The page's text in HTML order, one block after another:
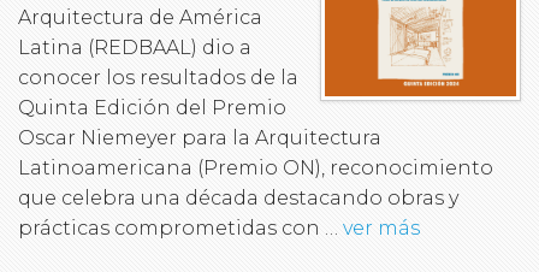
Arquitectura de América
Latina (REDBAAL) dio a
conocer los resultados de la
Quinta Edición del Premio
Oscar Niemeyer para la Arquitectura
Latinoamericana (Premio ON), reconocimiento
que celebra una década destacando obras y
prácticas comprometidas con … ver más